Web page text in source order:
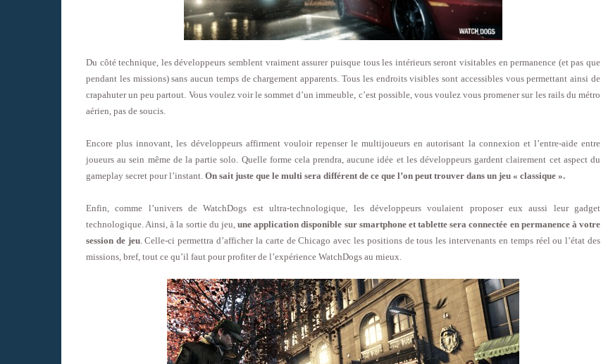
Du côté technique, les développeurs semblent vraiment assurer puisque tous les intérieurs seront visitables en permanence (et pas que
pendant les missions) sans aucun temps de chargement apparents. Tous les endroits visibles sont accessibles vous permettant ainsi de
crapahuter un peu partout. Vous voulez voir le sommet d’un immeuble, c’est possible, vous voulez vous promener sur les rails du métro
aérien, pas de soucis.
Encore plus innovant, les développeurs affirment vouloir repenser le multijoueurs en autorisant la connexion et l’entre-aide entre
joueurs au sein même de la partie solo. Quelle forme cela prendra, aucune idée et les développeurs gardent clairement cet aspect du
gameplay secret pour l’instant. On sait juste que le multi sera différent de ce que l’on peut trouver dans un jeu « classique ».
Enfin, comme l’univers de WatchDogs est ultra-technologique, les développeurs voulaient proposer eux aussi leur gadget
technologique. Ainsi, à la sortie du jeu,une application disponible sur smartphone et tablette sera connectée en permanence à votre
session de jeu. Celle-ci permettra d’afficher la carte de Chicago avec les positions de tous les intervenants en temps réel ou l’état des
missions, bref, tout ce qu’il faut pour profiter de l’expérience WatchDogs au mieux.